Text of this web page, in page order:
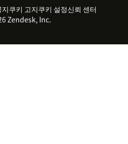
클라이언트 포털
Zendesk Foundation
법적 정보
제품 업데이트
헬프 데스크 통합 티켓 관리 소
쿠키 고지쿠키 설정신뢰 센터
Zendesk, Inc.